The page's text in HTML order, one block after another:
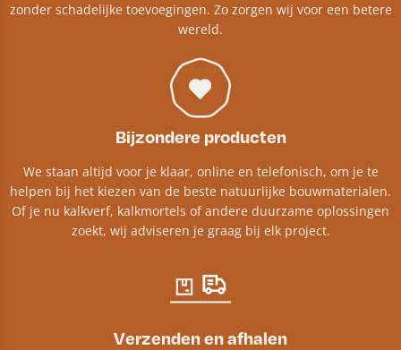
zonder schadelijke toevoegingen. Zo zorgen wij voor een betere
wereld.
Bijzondere producten
We staan altijd voor je klaar, online en telefonisch, om je te
helpen bij het kiezen van de beste natuurlijke bouwmaterialen.
Of je nu kalkverf, kalkmortels of andere duurzame oplossingen
zoekt, wij adviseren je graag bij elk project.​
Verzenden en afhalen